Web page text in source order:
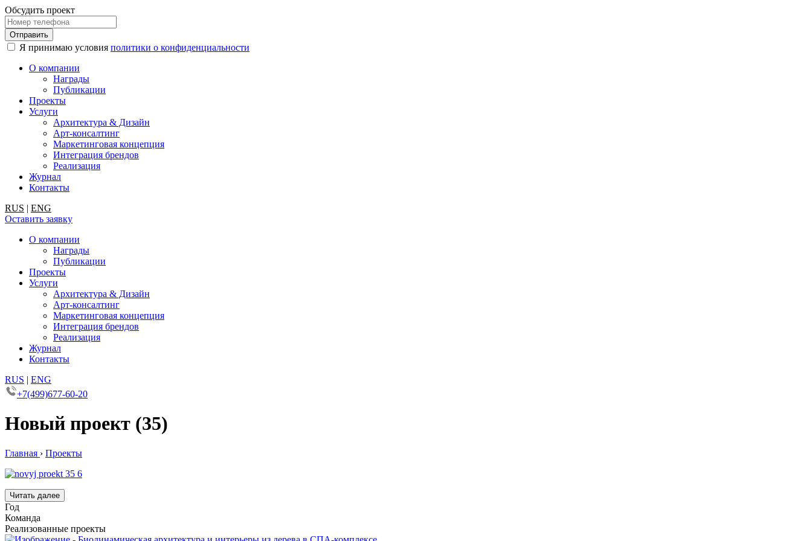
Обсудить проект
Я принимаю условия политики о конфиденциальности
О компании
Награды
Публикации
Проекты
Услуги
Архитектура & Дизайн
Арт-консалтинг
Маркетинговая концепция
Интеграция брендов
Реализация
Журнал
Контакты
RUS | ENG
Оставить заявку
О компании
Награды
Публикации
Проекты
Услуги
Архитектура & Дизайн
Арт-консалтинг
Маркетинговая концепция
Интеграция брендов
Реализация
Журнал
Контакты
RUS | ENG
+7(499)677-60-20
Новый проект (35)
Главная › Проекты
Читать далее
Год
Команда
Реализованные проекты